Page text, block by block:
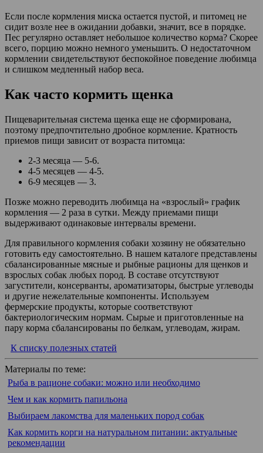
Если после кормления миска остается пустой, и питомец не
сидит возле нее в ожидании добавки, значит, все в порядке.
Пес регулярно оставляет небольшое количество корма? Скорее
всего, порцию можно немного уменьшить. О недостаточном
кормлении свидетельствуют беспокойное поведение любимца
и слишком медленный набор веса.
Как часто кормить щенка
Пищеварительная система щенка еще не сформирована,
поэтому предпочтительно дробное кормление. Кратность
приемов пищи зависит от возраста питомца:
2-3 месяца — 5-6.
4-5 месяцев — 4-5.
6-9 месяцев — 3.
Позже можно переводить любимца на «взрослый» график
кормления — 2 раза в сутки. Между приемами пищи
выдерживают одинаковые интервалы времени.
Для правильного кормления собаки хозяину не обязательно
готовить еду самостоятельно. В нашем каталоге представлены
сбалансированные мясные и рыбные рационы для щенков и
взрослых собак любых пород. В составе отсутствуют
загустители, консерванты, ароматизаторы, быстрые углеводы
и другие нежелательные компоненты. Используем
фермерские продукты, которые соответствуют
бактериологическим нормам. Сырые и приготовленные на
пару корма сбалансированы по белкам, углеводам, жирам.
К списку полезных статей
Материалы по теме:
Рыба в рационе собаки: можно или необходимо
Чем и как кормить папильона
Выбираем лакомства для маленьких пород собак
Как кормить корги на натуральном питании: актуальные
рекомендации